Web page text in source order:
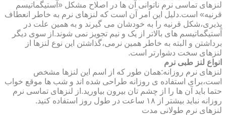
لنزهای تماسی نرم ناتوانی آن ها در اصلاح مشکل «آستیگماتیسم
قرنیه» است.دلیل این امر آن است که لنزهای نرم به خاطر انعطاف
پذیری،شکل قرنیه را به خودشان می گیرند و به همین علت در
آستیگماتیسم های بالاتر از یک و نیم تجویز نمی شوند.از سوی دیگر
برداشتن و البته به خاطر همین نرمی،گذاشتن این نوع لنزها از
لنزهای سخت دشوارتر است.
انواع لنز طبی نرم
لنزهای نرم روزانه:همان طور که از اسم این لنزها مشخص
است،برای استفاده ی روزانه طراحی شده اند و شب ها موقع خواب
حتما باید آن ها را از چشم تان بیرون بیاورید.از لنزهای تماسی نرم
روزانه نباید بیشتر از ۱۸ ساعت در طول روز استفاده کنید.
لنزهای نرم طولانی مدت